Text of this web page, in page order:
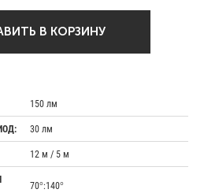
В КОРЗИНУ
150 лм
30 лм
12 м / 5 м
70°:140°